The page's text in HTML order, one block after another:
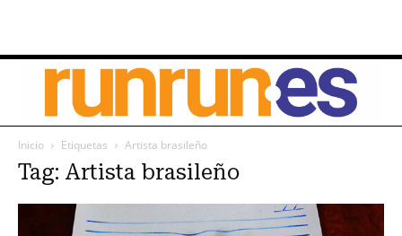
Inicio Etiquetas Artista brasileño
Tag: Artista brasileño